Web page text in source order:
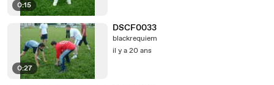
0:15
0:27
DSCF0033
blackrequiem
il y a 20 ans